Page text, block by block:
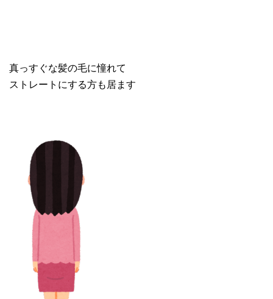
真っすぐな髪の毛に憧れて
ストレートにする方も居ます